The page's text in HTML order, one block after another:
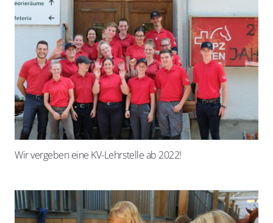
Wir vergeben eine KV-Lehrstelle ab 2022!